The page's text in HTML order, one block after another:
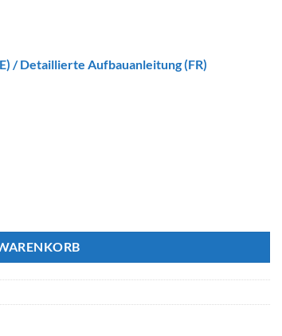
/Detaillierte Aufbauanleitung (FR)